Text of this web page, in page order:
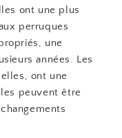
ont une plus
perruques
une
années. Les
ont une
peuvent être